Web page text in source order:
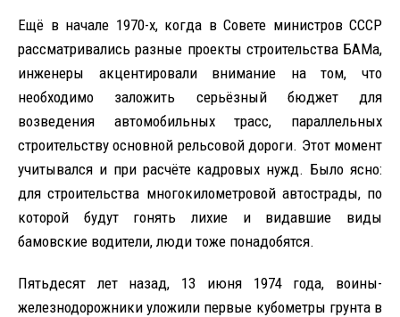
Ещё в начале 1970-х, когда в Совете министров СССР
рассматривались разные проекты строительства БАМа,
инженеры акцентировали внимание на том, что
необходимо заложить серьёзный бюджет для
возведения автомобильных трасс, параллельных
строительству основной рельсовой дороги. Этот момент
учитывался и при расчёте кадровых нужд. Было ясно:
для строительства многокилометровой автострады, по
которой будут гонять лихие и видавшие виды
бамовские водители, люди тоже понадобятся.
Пятьдесят лет назад, 13 июня 1974 года, воины-
железнодорожники уложили первые кубометры грунта в